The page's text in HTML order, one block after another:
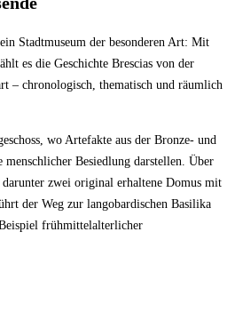
Stadtmuseum der besonderen Art: Mit
es die Geschichte Brescias von der
– chronologisch, thematisch und räumlich
wo Artefakte aus der Bronze- und
menschlicher Besiedlung darstellen. Über
zwei original erhaltene Domus mit
der Weg zur langobardischen Basilika
frühmittelalterlicher